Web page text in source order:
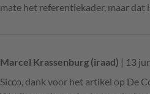
mate het referentiekader, maar dat
Marcel Krassenburg (iraad) | 13
Sicco, dank voor het artikel op De